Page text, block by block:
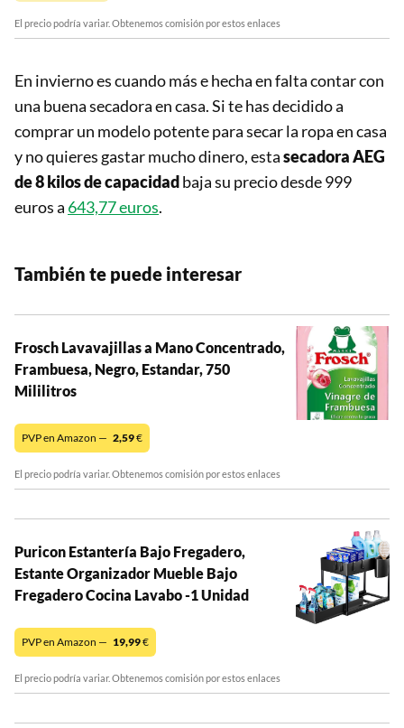
El precio podría variar. Obtenemos comisión por estos enlaces
En invierno es cuando más e hecha en falta contar con
una buena secadora en casa. Si te has decidido a
comprar un modelo potente para secar la ropa en casa
y no quieres gastar mucho dinero, estasecadora AEG
de 8 kilos de capacidadbaja su precio desde 999
euros a 643,77 euros.
También te puede interesar
Frosch Lavavajillas a Mano Concentrado,
Frambuesa, Negro, Estandar, 750
Mililitros
PVP en Amazon — 2,59€
El precio podría variar. Obtenemos comisión por estos enlaces
Puricon Estantería Bajo Fregadero,
Estante Organizador Mueble Bajo
Fregadero Cocina Lavabo -1 Unidad
PVP en Amazon — 19,99€
El precio podría variar. Obtenemos comisión por estos enlaces